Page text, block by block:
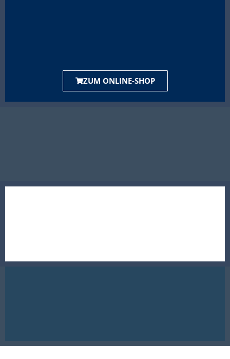
ZUM ONLINE-SHOP